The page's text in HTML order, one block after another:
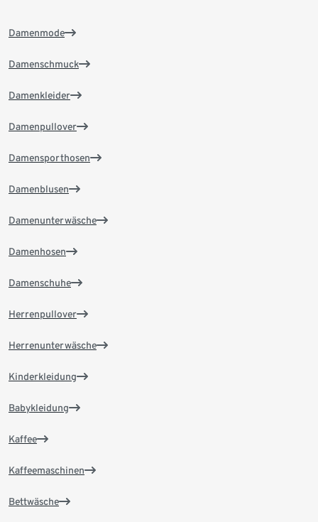
Damenmode
Damenschmuck
Damenkleider
Damenpullover
Damensporthosen
Damenblusen
Damenunterwäsche
Damenhosen
Damenschuhe
Herrenpullover
Herrenunterwäsche
Kinderkleidung
Babykleidung
Kaffee
Kaffeemaschinen
Bettwäsche